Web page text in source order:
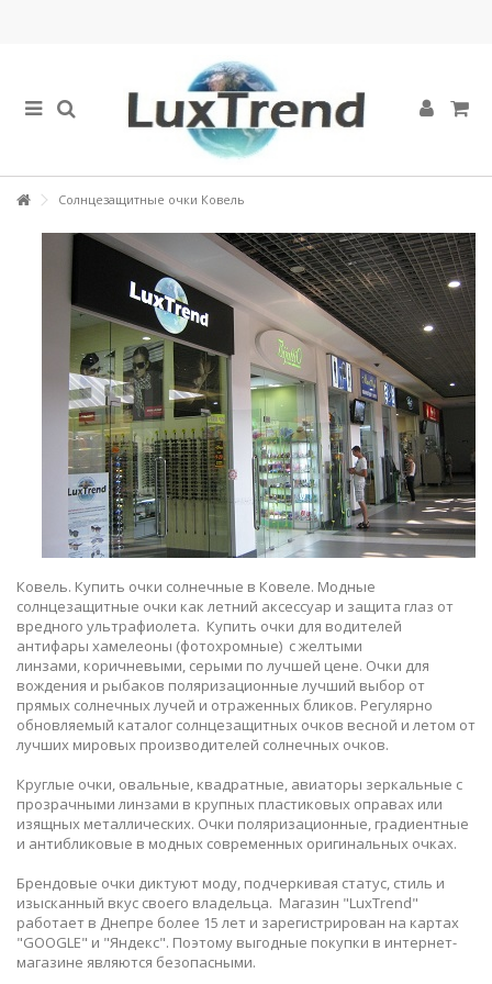
Солнцезащитные очки Ковель
Ковель. Купить очки солнечные в Ковеле. Модные
солнцезащитные очки как летний аксессуар и защита глаз от
вредного ультрафиолета. Купить очки для водителей
антифары хамелеоны (фотохромные) с желтыми
линзами, коричневыми, серыми по лучшей цене. Очки для
вождения и рыбаков поляризационные лучший выбор от
прямых солнечных лучей и отраженных бликов. Регулярно
обновляемый каталог солнцезащитных очков весной и летом от
лучших мировых производителей солнечных очков.
Круглые очки, овальные, квадратные, авиаторы зеркальные с
прозрачными линзами в крупных пластиковых оправах или
изящных металлических. Очки поляризационные, градиентные
и антибликовые в модных современных оригинальных очках.
Брендовые очки диктуют моду, подчеркивая статус, стиль и
изысканный вкус своего владельца. Магазин "LuxTrend"
работает в Днепре более 15 лет и зарегистрирован на картах
"GOOGLE" и "Яндекс". Поэтому выгодные покупки в интернет-
магазине являются безопасными.